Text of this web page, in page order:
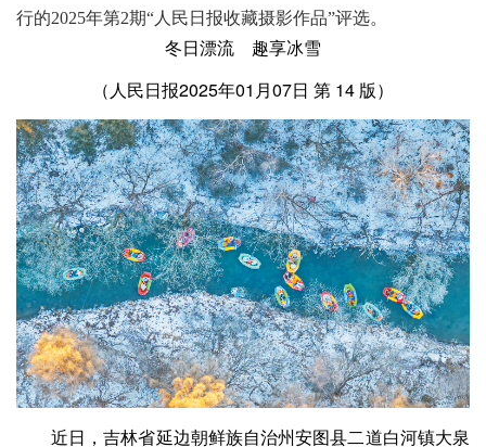
行的2025年第2期“人民日报收藏摄影作品”评选。
冬日漂流 趣享冰雪
（人民日报2025年01月07日 第 14 版）
近日，吉林省延边朝鲜族自治州安图县二道白河镇大泉